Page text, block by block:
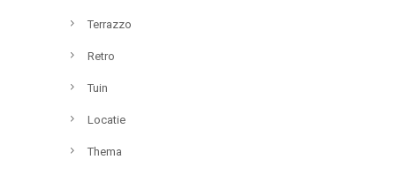
Terrazzo
Retro
Tuin
Locatie
Thema